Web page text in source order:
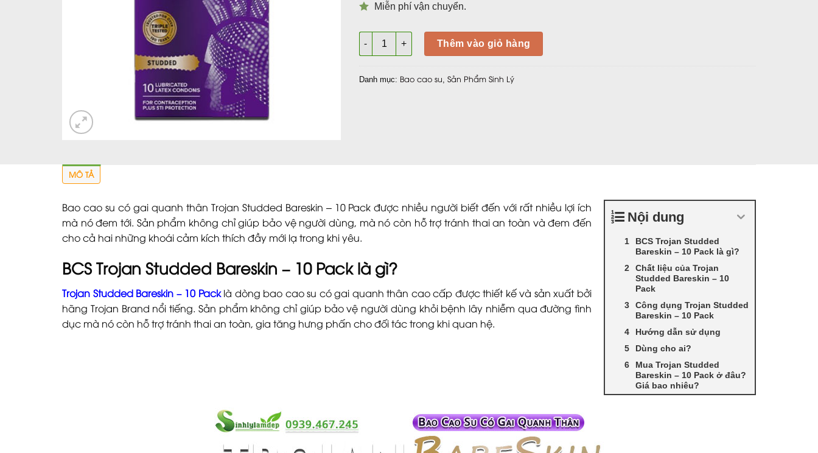
Miễn phí vận chuyển.
Bao cao su có gai cao cấp Trojan Studded Bareskin - 10 Pack số lượng
Thêm vào giỏ hàng
Danh mục: Bao cao su Sản Phẩm Sinh Lý
MÔ TẢ
Nội dung
BCS Trojan Studded
Bareskin – 10 Pack là gì?
Chất liệu của Trojan
Studded Bareskin – 10
Pack
Công dụng Trojan Studded
Bareskin – 10 Pack
Hướng dẫn sử dụng
Dùng cho ai?
Mua Trojan Studded
Bareskin – 10 Pack ở đâu?
Giá bao nhiêu?
Bao cao su có gai quanh thân Trojan Studded Bareskin – 10 Pack được nhiều người biết đến với rất nhiều lợi ích
mà nó đem tới. Sản phẩm không chỉ giúp bảo vệ người dùng, mà nó còn hỗ trợ tránh thai an toàn và đem đến
cho cả hai những khoái cảm kích thích đầy mới lạ trong khi yêu.
BCS Trojan Studded Bareskin – 10 Pack là gì?
Trojan Studded Bareskin – 10 Packlà dòng bao cao su có gai quanh thân cao cấp được thiết kế và sản xuất bởi
hãng Trojan Brand nổi tiếng. Sản phẩm không chỉ giúp bảo vệ người dùng khỏi bệnh lây nhiễm qua đường tình
dục mà nó còn hỗ trợ tránh thai an toàn, gia tăng hưng phấn cho đối tác trong khi quan hệ.